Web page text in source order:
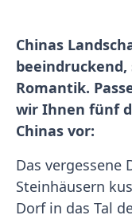
Chinas
Romantik.
wir Ihnen fünf
Chinas vor:
Das vergessene
Steinhäusern
Dorf in das Tal